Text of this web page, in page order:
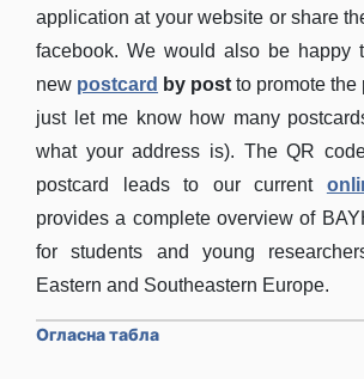
application at your website or share
facebook. We would also be happy
new postcard by post to promote the
just let me know how many
what your address is). The QR
postcard leads to our current
provides a complete overview of
for students and young
Eastern and Southeastern Europe.
Огласна табла